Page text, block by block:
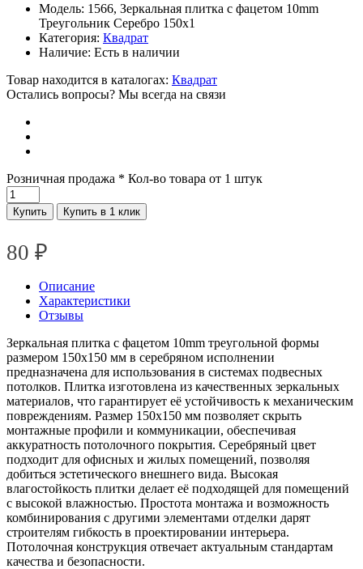
Модель: 1566, Зеркальная плитка с фацетом 10mm
Треугольник Серебро 150х1
Категория: Квадрат
Наличие: Есть в наличии
Товар находится в каталогах: Квадрат
Остались вопросы? Мы всегда на связи
Розничная продажа * Кол-во товара от 1 штук
Купить Купить в 1 клик
80 ₽
Описание
Характеристики
Отзывы
Зеркальная плитка с фацетом 10mm треугольной формы
размером 150х150 мм в серебряном исполнении
предназначена для использования в системах подвесных
потолков. Плитка изготовлена из качественных зеркальных
материалов, что гарантирует её устойчивость к механическим
повреждениям. Размер 150х150 мм позволяет скрыть
монтажные профили и коммуникации, обеспечивая
аккуратность потолочного покрытия. Серебряный цвет
подходит для офисных и жилых помещений, позволяя
добиться эстетического внешнего вида. Высокая
влагостойкость плитки делает её подходящей для помещений
с высокой влажностью. Простота монтажа и возможность
комбинирования с другими элементами отделки дарят
строителям гибкость в проектировании интерьера.
Потолочная конструкция отвечает актуальным стандартам
качества и безопасности.